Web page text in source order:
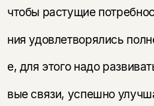
чтобы растущие
ния удовлетворялись
е, для этого надо
вые связи, успешно